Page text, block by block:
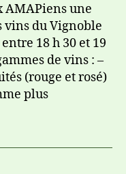
AMAPiens une
vins du Vignoble
18 h 30 et 19
de vins : –
(rouge et rosé)
plus